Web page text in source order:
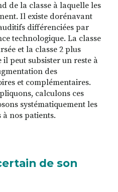
de la classe à laquelle les
Il existe dorénavant
différenciées par
technologique. La classe
et la classe 2 plus
peut subsister un reste à
des
et complémentaires.
calculons ces
systématiquement les
à nos patients.
de son